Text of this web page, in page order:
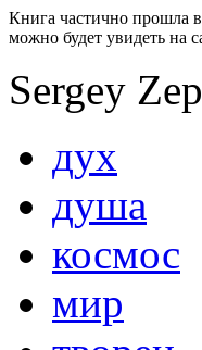
Книга частично прошла
можно будет увидеть на
Sergey
дух
душа
космос
мир